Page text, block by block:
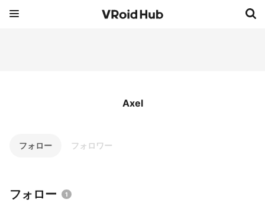
Axel
フォロー フォロワー
フォロー 1